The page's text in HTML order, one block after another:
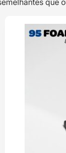
Gold